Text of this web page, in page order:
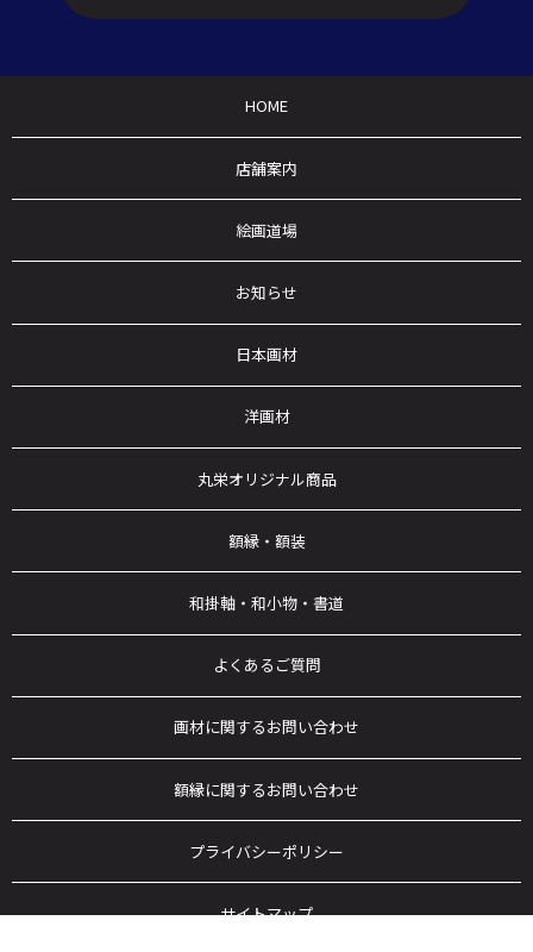
HOME
店舗案内
絵画道場
お知らせ
日本画材
洋画材
丸栄オリジナル商品
額縁・額装
和掛軸・和小物・書道
よくあるご質問
画材に関するお問い合わせ
額縁に関するお問い合わせ
プライバシーポリシー
サイトマップ